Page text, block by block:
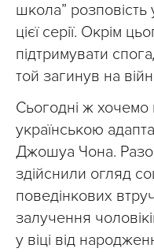
школа” розповість
цієї серії. Окрім
підтримувати
той загинув на
Сьогодні ж хочемо
українською
Джошуа Чона.
здійснили огляд
поведінкових
залучення
у віці від